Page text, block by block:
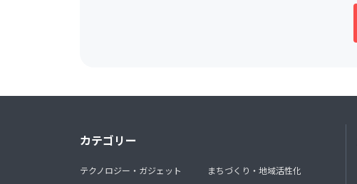
カテゴリー
テクノロジー・ガジェット
まちづくり・地域活性化